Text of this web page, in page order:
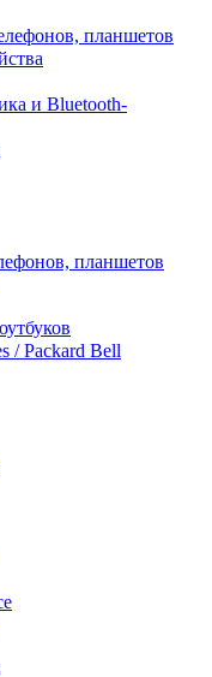
планшетов
и Bluetooth-
планшетов
/ Packard Bell